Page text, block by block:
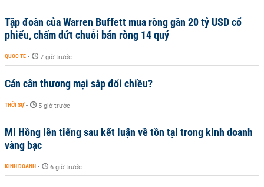
Tập đoàn của Warren Buffett mua ròng gần 20 tỷ USD cổ
phiếu, chấm dứt chuỗi bán ròng 14 quý
QUỐC TẾ - 7 giờ trước
Cán cân thương mại sắp đổi chiều?
THỜI SỰ - 5 giờ trước
Mi Hồng lên tiếng sau kết luận về tồn tại trong kinh doanh
vàng bạc
KINH DOANH - 6 giờ trước